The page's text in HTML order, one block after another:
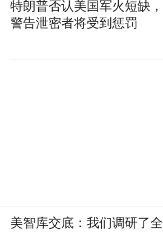
特朗普否认美国军火短缺，
警告泄密者将受到惩罚
美智库交底：我们调研了全